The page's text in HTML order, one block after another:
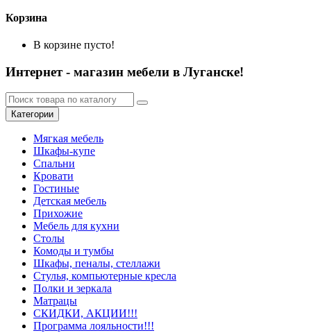
Корзина
В корзине пусто!
Интернет - магазин мебели в Луганске!
Категории
Мягкая мебель
Шкафы-купе
Спальни
Кровати
Гостиные
Детская мебель
Прихожие
Мебель для кухни
Столы
Комоды и тумбы
Шкафы, пеналы, стеллажи
Стулья, компьютерные кресла
Полки и зеркала
Матрацы
СКИДКИ, АКЦИИ!!!
Программа лояльности!!!